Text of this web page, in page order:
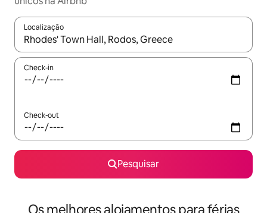
Localização
Quando os resultados estiverem disponíveis, navegue com
Check-in
Check-out
Pesquisar